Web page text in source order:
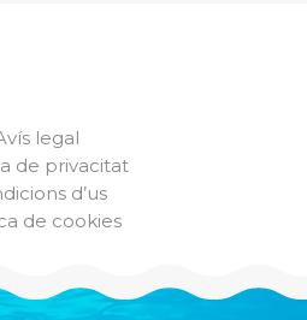
legal
de privacitat
d’us
de cookies